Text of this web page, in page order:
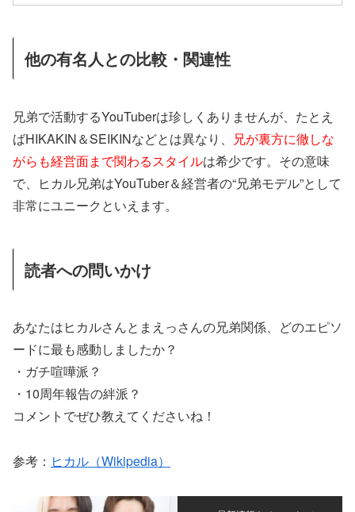
他の有名人との比較・関連性
兄弟で活動するYouTuberは珍しくありませんが、たとえ
ばHIKAKIN＆SEIKINなどとは異なり、
兄が裏方に徹しな
がらも経営面まで関わるスタイルは希少です。その意味
で、ヒカル兄弟はYouTuber＆経営者の“兄弟モデル”として
非常にユニークといえます。
読者への問いかけ
あなたはヒカルさんとまえっさんの兄弟関係、どのエピソ
ードに最も感動しましたか？
・ガチ喧嘩派？
・10周年報告の絆派？
コメントでぜひ教えてくださいね！
参考： ヒカル（Wikipedia）